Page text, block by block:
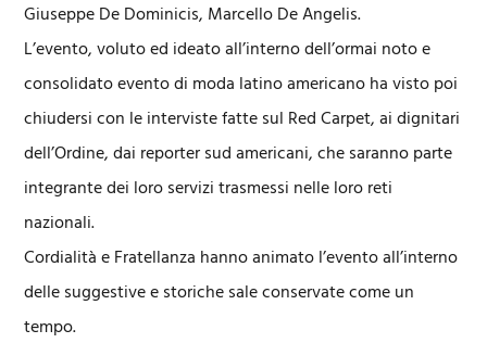
Giuseppe De Dominicis, Marcello De Angelis.
L’evento, voluto ed ideato all’interno dell’ormai noto e
consolidato evento di moda latino americano ha visto poi
chiudersi con le interviste fatte sul Red Carpet, ai dignitari
dell’Ordine, dai reporter sud americani, che saranno parte
integrante dei loro servizi trasmessi nelle loro reti
nazionali.
Cordialità e Fratellanza hanno animato l’evento all’interno
delle suggestive e storiche sale conservate come un
tempo.